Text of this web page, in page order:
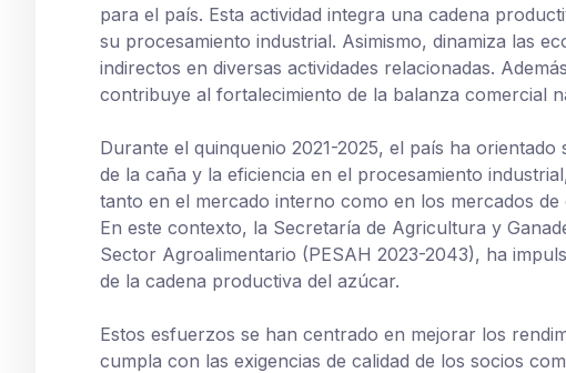
para el país. Esta actividad integra una cadena
su procesamiento industrial. Asimismo, dinamiza las
indirectos en diversas actividades relacionadas.
contribuye al fortalecimiento de la balanza comercial
Durante el quinquenio 2021-2025, el país ha
de la caña y la eficiencia en el procesamiento
tanto en el mercado interno como en los mercados
En este contexto, la Secretaría de Agricultura y
Sector Agroalimentario (PESAH 2023-2043), ha
de la cadena productiva del azúcar.
Estos esfuerzos se han centrado en mejorar los
cumpla con las exigencias de calidad de los socios